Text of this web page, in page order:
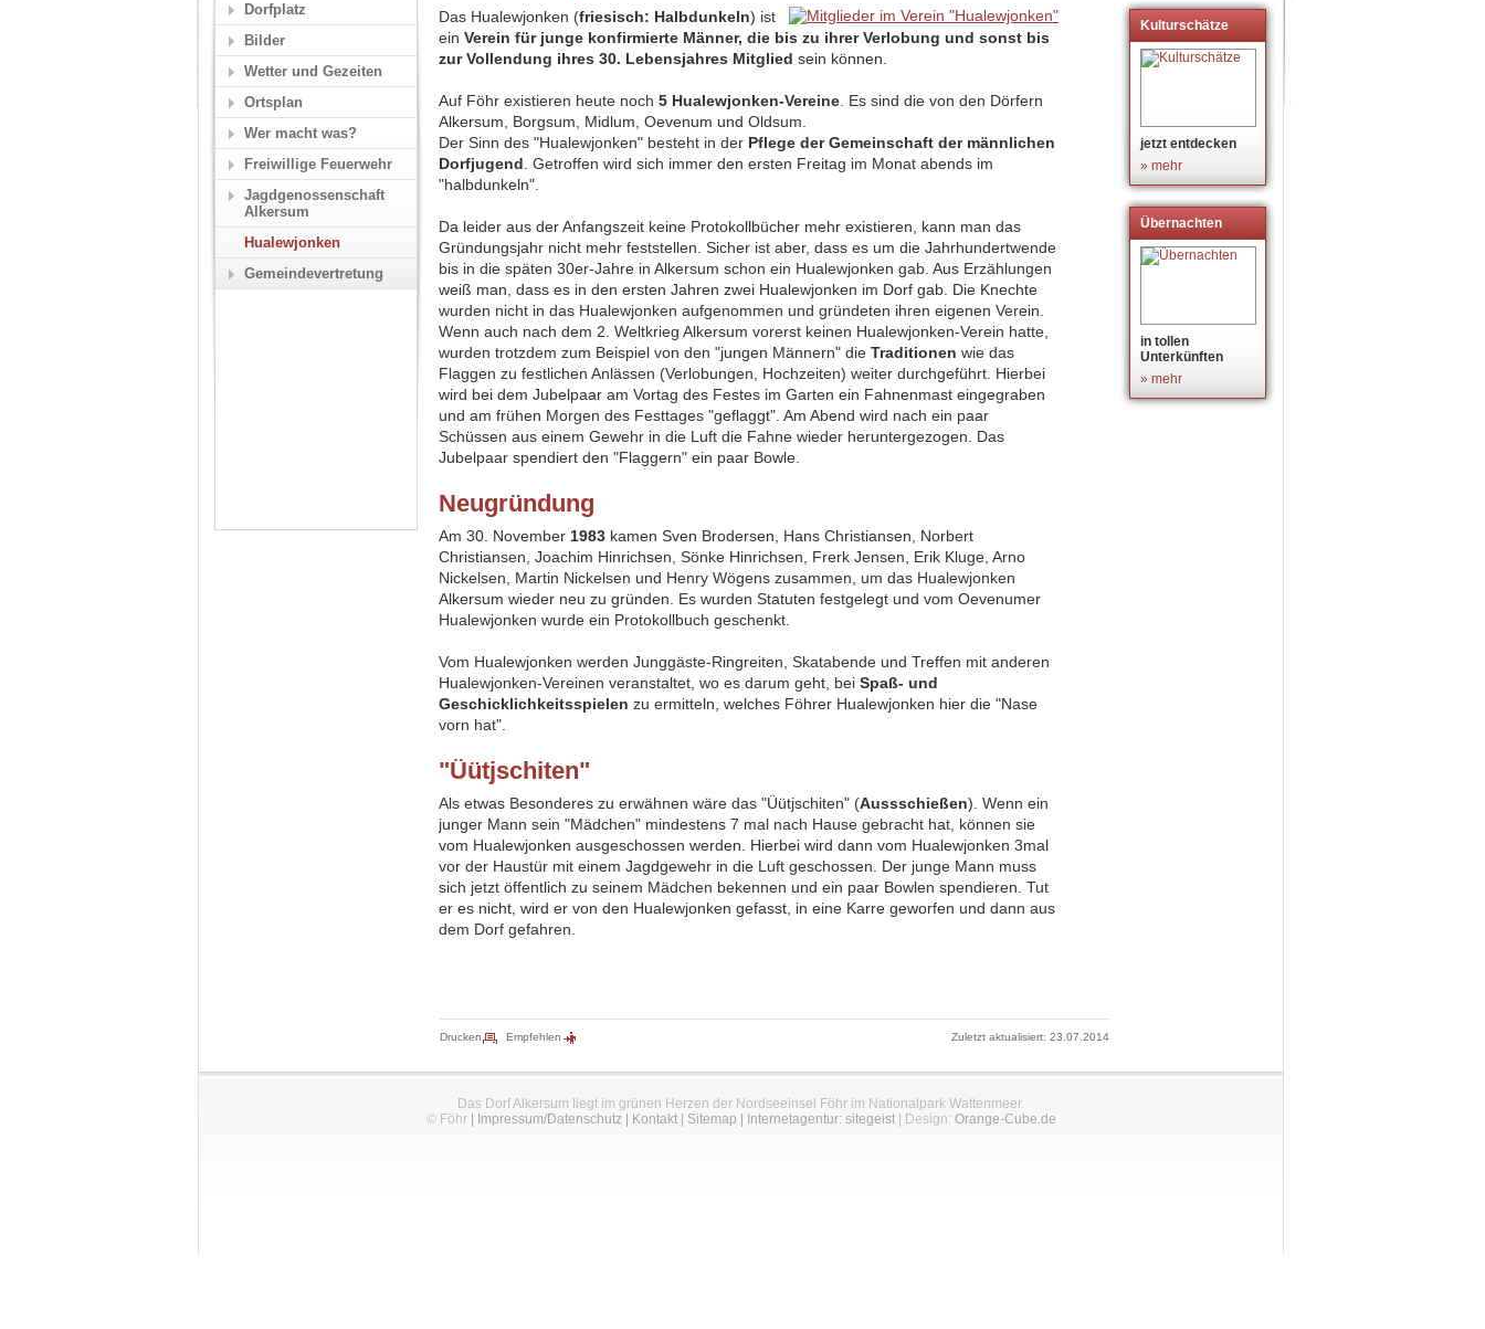
Das Hualewjonken (friesisch: Halbdunkeln) ist
ein Verein für junge konfirmierte Männer, die bis zu ihrer Verlobung und sonst bis
zur Vollendung ihres 30. Lebensjahres Mitglied sein können.
Auf Föhr existieren heute noch 5 Hualewjonken-Vereine . Es sind die von den Dörfern
Alkersum, Borgsum, Midlum, Oevenum und Oldsum.
Der Sinn des "Hualewjonken" besteht in der Pflege der Gemeinschaft der männlichen
Dorfjugend . Getroffen wird sich immer den ersten Freitag im Monat abends im
"halbdunkeln".
Da leider aus der Anfangszeit keine Protokollbücher mehr existieren, kann man das
Gründungsjahr nicht mehr feststellen. Sicher ist aber, dass es um die Jahrhundertwende
bis in die späten 30er-Jahre in Alkersum schon ein Hualewjonken gab. Aus Erzählungen
weiß man, dass es in den ersten Jahren zwei Hualewjonken im Dorf gab. Die Knechte
wurden nicht in das Hualewjonken aufgenommen und gründeten ihren eigenen Verein.
Wenn auch nach dem 2. Weltkrieg Alkersum vorerst keinen Hualewjonken-Verein hatte,
wurden trotzdem zum Beispiel von den "jungen Männern" die Traditionen wie das
Flaggen zu festlichen Anlässen (Verlobungen, Hochzeiten) weiter durchgeführt. Hierbei
wird bei dem Jubelpaar am Vortag des Festes im Garten ein Fahnenmast eingegraben
und am frühen Morgen des Festtages "geflaggt". Am Abend wird nach ein paar
Schüssen aus einem Gewehr in die Luft die Fahne wieder heruntergezogen. Das
Jubelpaar spendiert den "Flaggern" ein paar Bowle.
Neugründung
Am 30. November 1983 kamen Sven Brodersen, Hans Christiansen, Norbert
Christiansen, Joachim Hinrichsen, Sönke Hinrichsen, Frerk Jensen, Erik Kluge, Arno
Nickelsen, Martin Nickelsen und Henry Wögens zusammen, um das Hualewjonken
Alkersum wieder neu zu gründen. Es wurden Statuten festgelegt und vom Oevenumer
Hualewjonken wurde ein Protokollbuch geschenkt.
Vom Hualewjonken werden Junggäste-Ringreiten, Skatabende und Treffen mit anderen
Hualewjonken-Vereinen veranstaltet, wo es darum geht, bei Spaß- und
Geschicklichkeitsspielen zu ermitteln, welches Föhrer Hualewjonken hier die "Nase
vorn hat".
"Üütjschiten"
Als etwas Besonderes zu erwähnen wäre das "Üütjschiten" (Aussschießen). Wenn ein
junger Mann sein "Mädchen" mindestens 7 mal nach Hause gebracht hat, können sie
vom Hualewjonken ausgeschossen werden. Hierbei wird dann vom Hualewjonken 3mal
vor der Haustür mit einem Jagdgewehr in die Luft geschossen. Der junge Mann muss
sich jetzt öffentlich zu seinem Mädchen bekennen und ein paar Bowlen spendieren. Tut
er es nicht, wird er von den Hualewjonken gefasst, in eine Karre geworfen und dann aus
dem Dorf gefahren.
Kulturschätze
jetzt entdecken
» mehr
Übernachten
in tollen
Unterkünften
» mehr
Dorfplatz
Bilder
Wetter und Gezeiten
Ortsplan
Wer macht was?
Freiwillige Feuerwehr
Jagdgenossenschaft
Alkersum
Hualewjonken
Gemeindevertretung
Drucken Empfehlen Zuletzt aktualisiert: 23.07.2014
Das Dorf Alkersum liegt im grünen Herzen der Nordseeinsel Föhr im Nationalpark Wattenmeer.
© Föhr| Impressum/Datenschutz| Kontakt| Sitemap | Internetagentur: sitegeist| Design: Orange-Cube.de